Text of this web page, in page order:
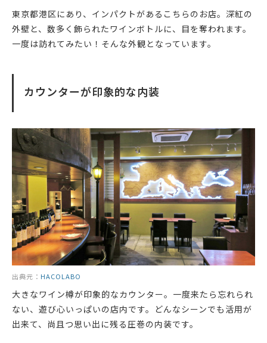
東京都港区にあり、インパクトがあるこちらのお店。深紅の
外壁と、数多く飾られたワインボトルに、目を奪われます。
一度は訪れてみたい！そんな外観となっています。
カウンターが印象的な内装
出典元： HACOLABO
大きなワイン樽が印象的なカウンター。一度来たら忘れられ
ない、遊び心いっぱいの店内です。どんなシーンでも活用が
出来て、尚且つ思い出に残る圧巻の内装です。